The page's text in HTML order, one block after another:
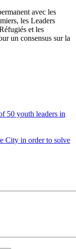
avec les
les Leaders
et les
un consensus sur la
50 youth leaders in
City in order to solve